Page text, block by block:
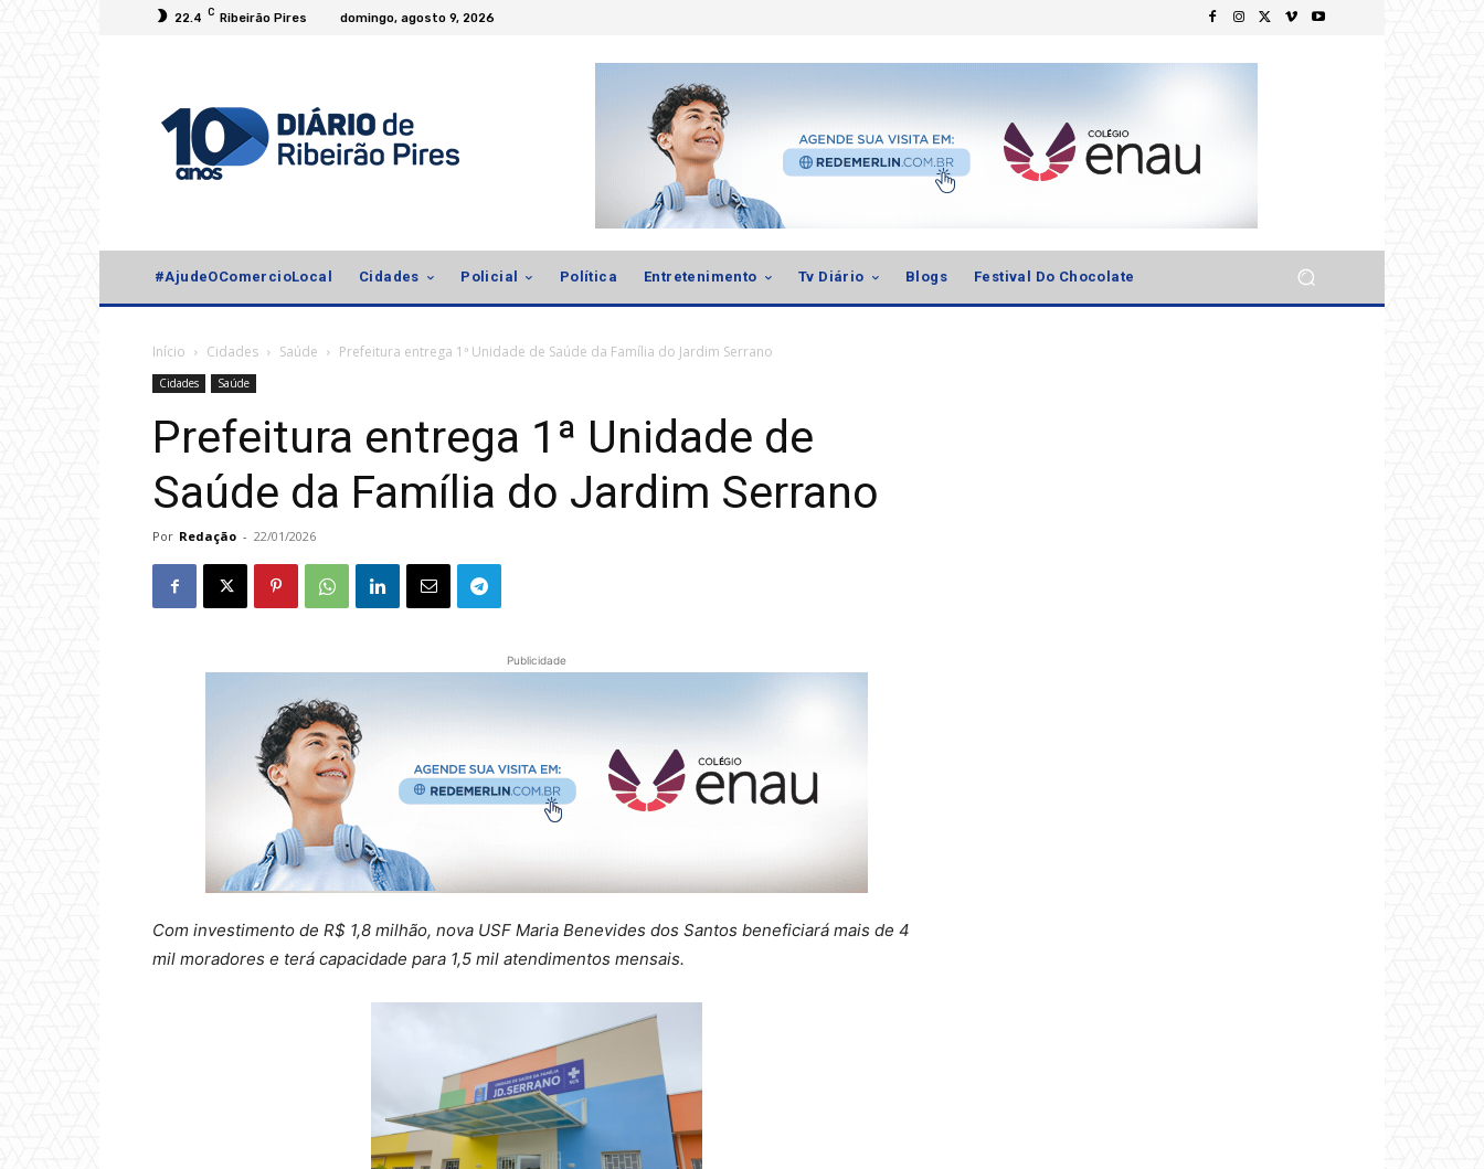
22.4 C Ribeirão Pires domingo, agosto 9, 2026
#AjudeOComercioLocal Cidades Policial Política Entretenimento Tv Diário Blogs Festival Do Chocolate
Início Cidades Saúde Prefeitura entrega 1ª Unidade de Saúde da Família do Jardim Serrano
Cidades Saúde
Prefeitura entrega 1ª Unidade de
Saúde da Família do Jardim Serrano
Por Redação - 22/01/2026
Publicidade
Com investimento de R$ 1,8 milhão, nova USF Maria Benevides dos Santos beneficiará mais de 4
mil moradores e terá capacidade para 1,5 mil atendimentos mensais.